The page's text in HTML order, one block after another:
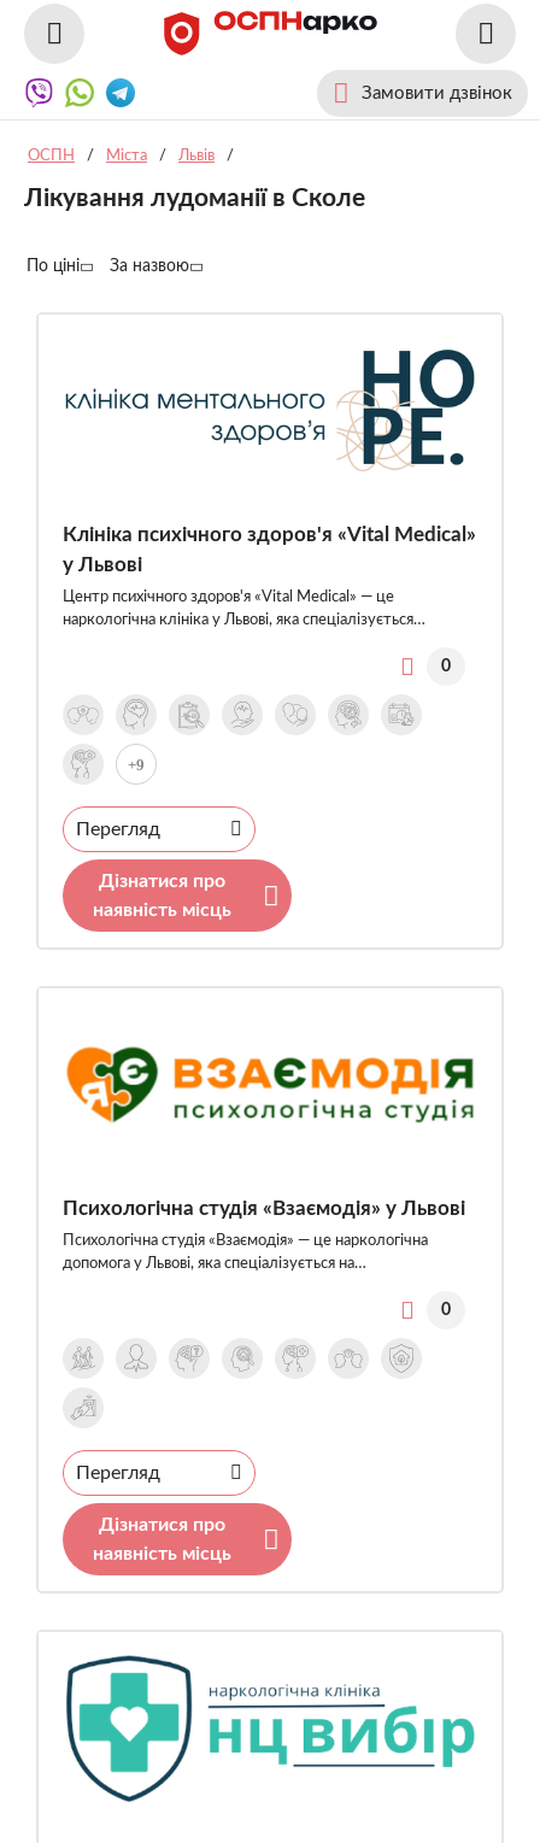
Замовити дзвінок
ОСПН / Міста / Львів /
Лікування лудоманії в Сколе
По ціні За назвою
Клініка психічного здоров'я «Vital Medical»
у Львові
Центр психічного здоров'я «Vital Medical» — це
наркологічна клініка у Львові, яка спеціалізується…
0
+9
Перегляд
Дізнатися про
наявність місць
Психологічна студія «Взаємодія» у Львові
Психологічна студія «Взаємодія» — це наркологічна
допомога у Львові, яка спеціалізується на…
0
Перегляд
Дізнатися про
наявність місць